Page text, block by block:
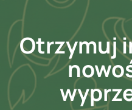
Otrzymuj